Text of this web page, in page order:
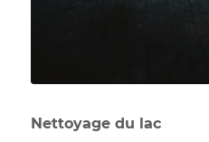
Nettoyage du lac